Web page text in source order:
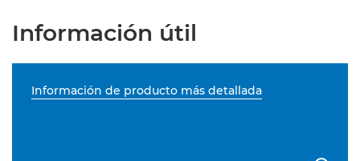
Información útil
Información de producto más detallada